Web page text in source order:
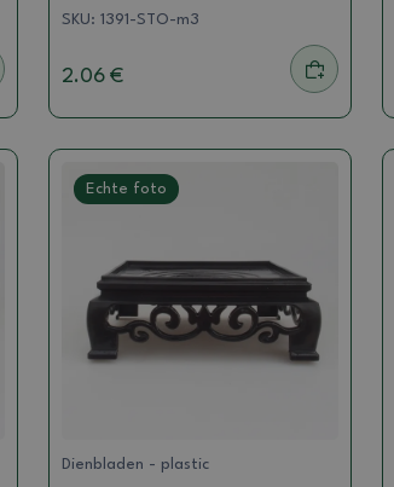
SKU: 1391-STO-m3
2.06 €
Echte foto
Dienbladen - plastic